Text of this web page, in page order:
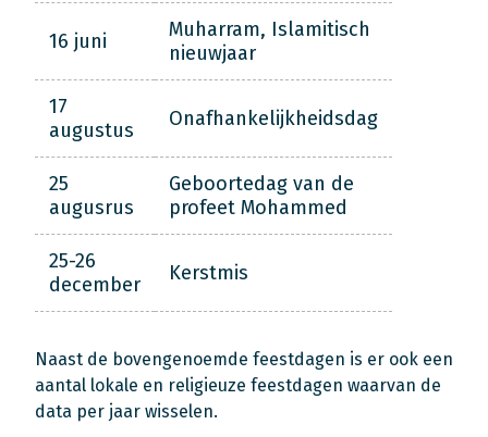
16 juni
Muharram, Islamitisch
nieuwjaar
17
augustus
Onafhankelijkheidsdag
25
augusrus
Geboortedag van de
profeet Mohammed
25-26
december
Kerstmis
Naast de bovengenoemde feestdagen is er ook een
aantal lokale en religieuze feestdagen waarvan de
data per jaar wisselen.